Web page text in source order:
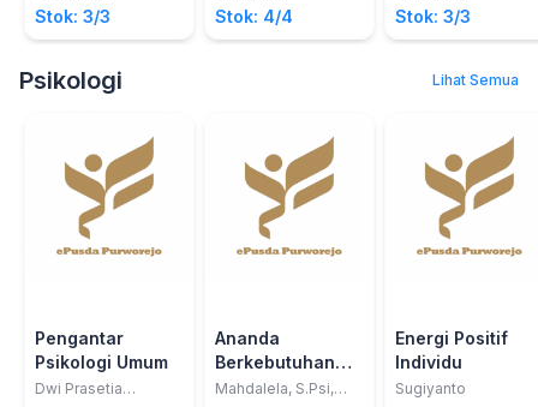
Bertanggung
Jawab; Seri
Kristanti, S.Pd.
Stok: 3/3 Stok: 4/4 Stok: 3/3
Psikologi Lihat Semua
Pengantar
Psikologi Umum
Dwi Prasetia
Ananda
Berkebutuhan
Khusus;
Mahdalela, S.Psi,
Energi Positif
Individu
Sugiyanto